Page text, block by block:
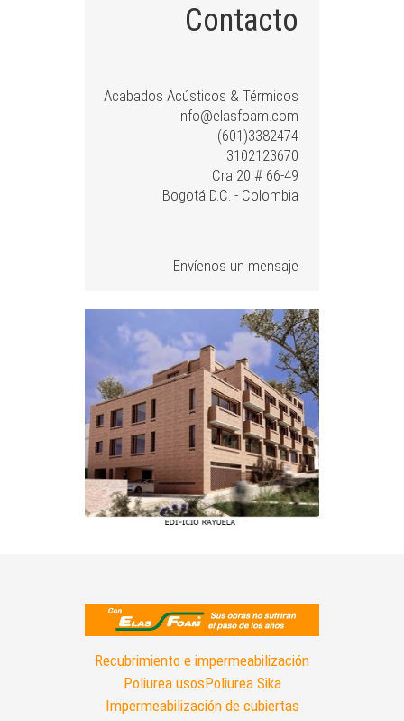
Contacto
Acabados Acústicos & Térmicos
info@elasfoam.com
(601)3382474
3102123670
Cra 20 # 66-49
Bogotá D.C. - Colombia
Envíenos un mensaje
Recubrimiento e impermeabilización
Poliurea usosPoliurea Sika
Impermeabilización de cubiertas